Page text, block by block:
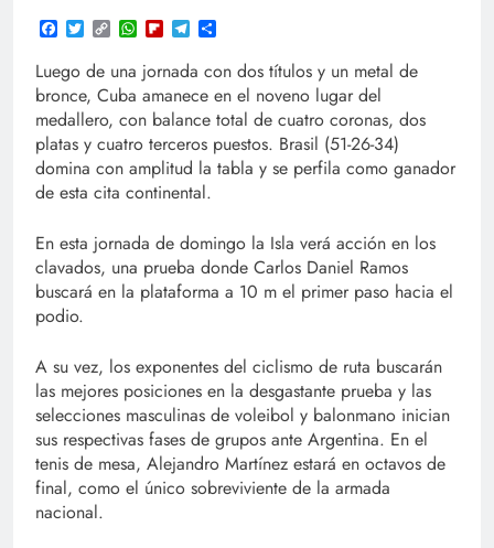
Facebook
TwitterCopy
Link
WhatsApp
FlipboardTelegram
Luego de una jornada con dos títulos y un metal de
bronce, Cuba amanece en el noveno lugar del
medallero, con balance total de cuatro coronas, dos
platas y cuatro terceros puestos. Brasil (51-26-34)
domina con amplitud la tabla y se perfila como ganador
de esta cita continental.
En esta jornada de domingo la Isla verá acción en los
clavados, una prueba donde Carlos Daniel Ramos
buscará en la plataforma a 10 m el primer paso hacia el
podio.
A su vez, los exponentes del ciclismo de ruta buscarán
las mejores posiciones en la desgastante prueba y las
selecciones masculinas de voleibol y balonmano inician
sus respectivas fases de grupos ante Argentina. En el
tenis de mesa, Alejandro Martínez estará en octavos de
final, como el único sobreviviente de la armada
nacional.